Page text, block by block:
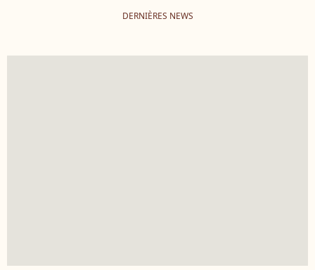
DERNIÈRES NEWS